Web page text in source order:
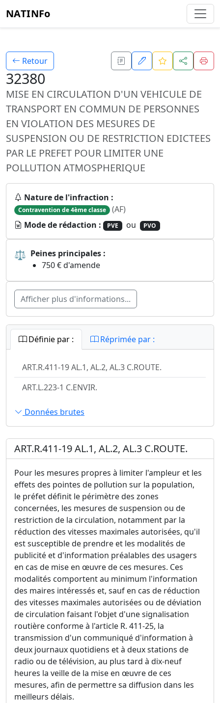
NATINFo
Retour
32380
MISE EN CIRCULATION D'UN VEHICULE DE
TRANSPORT EN COMMUN DE PERSONNES
EN VIOLATION DES MESURES DE
SUSPENSION OU DE RESTRICTION EDICTEES
PAR LE PREFET POUR LIMITER UNE
POLLUTION ATMOSPHERIQUE
Nature de l'infraction :
Contravention de 4ème classe (AF)
Mode de rédaction :
PVE ou PVO
⚖ Peines principales :
750 € d'amende
Afficher plus d'informations...
Définie par : Réprimée par :
ART.R.411-19 AL.1, AL.2, AL.3 C.ROUTE.
ART.L.223-1 C.ENVIR.
Données brutes
ART.R.411-19 AL.1, AL.2, AL.3 C.ROUTE.
Pour les mesures propres à limiter l'ampleur et les
effets des pointes de pollution sur la population,
le préfet définit le périmètre des zones
concernées, les mesures de suspension ou de
restriction de la circulation, notamment par la
réduction des vitesses maximales autorisées, qu'il
est susceptible de prendre et les modalités de
publicité et d'information préalables des usagers
en cas de mise en œuvre de ces mesures. Ces
modalités comportent au minimum l'information
des maires intéressés et, sauf en cas de réduction
des vitesses maximales autorisées ou de déviation
de circulation faisant l'objet d'une signalisation
routière conforme à l'article R. 411-25, la
transmission d'un communiqué d'information à
deux journaux quotidiens et à deux stations de
radio ou de télévision, au plus tard à dix-neuf
heures la veille de la mise en œuvre de ces
mesures, afin de permettre sa diffusion dans les
meilleurs délais.